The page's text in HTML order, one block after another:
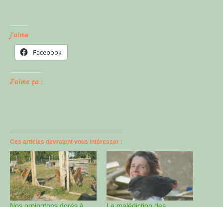
j'aime
Facebook
J’aime ça :
Ces articles devraient vous intéresser :